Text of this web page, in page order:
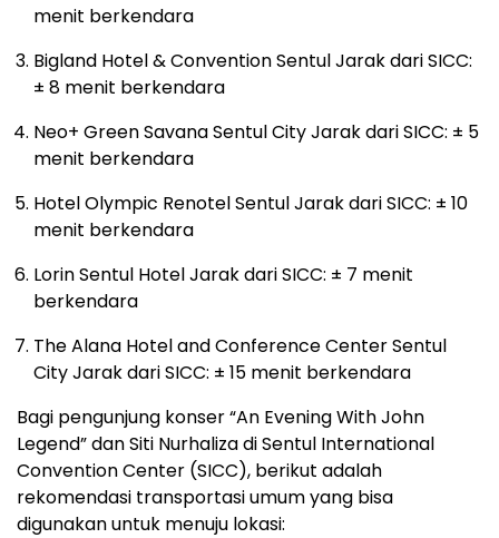
menit berkendara
Bigland Hotel & Convention Sentul Jarak dari SICC:
± 8 menit berkendara
Neo+ Green Savana Sentul City Jarak dari SICC: ± 5
menit berkendara
Hotel Olympic Renotel Sentul Jarak dari SICC: ± 10
menit berkendara
Lorin Sentul Hotel Jarak dari SICC: ± 7 menit
berkendara
The Alana Hotel and Conference Center Sentul
City Jarak dari SICC: ± 15 menit berkendara
Bagi pengunjung konser “An Evening With John
Legend” dan Siti Nurhaliza di Sentul International
Convention Center (SICC), berikut adalah
rekomendasi transportasi umum yang bisa
digunakan untuk menuju lokasi: